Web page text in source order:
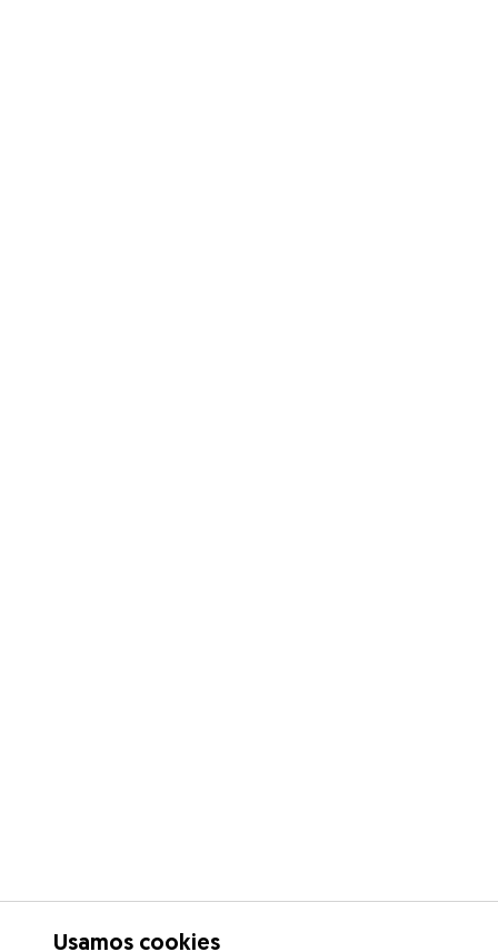
Usamos cookies